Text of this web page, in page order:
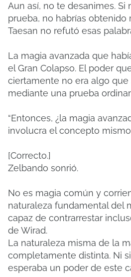
Aun así, no te desanimes. Si
prueba, no habrías obtenido
Taesan no refutó esas
La magia avanzada que
el Gran Colapso. El poder
ciertamente no era algo
mediante una prueba
“Entonces, ¿la magia
involucra el concepto
[Correcto.]
Zelbando sonrió.
No es magia común y
naturaleza fundamental del
capaz de contrarrestar
de Wirad.
La naturaleza misma de la
completamente distinta. Ni
esperaba un poder de este